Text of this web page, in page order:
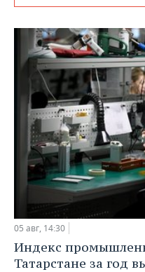
05 авг, 14:30
Индекс
Татарстане за год